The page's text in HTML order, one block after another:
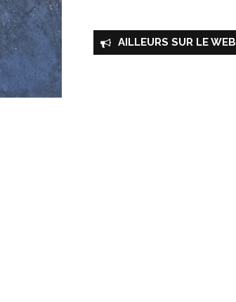
AILLEURS SUR LE WEB